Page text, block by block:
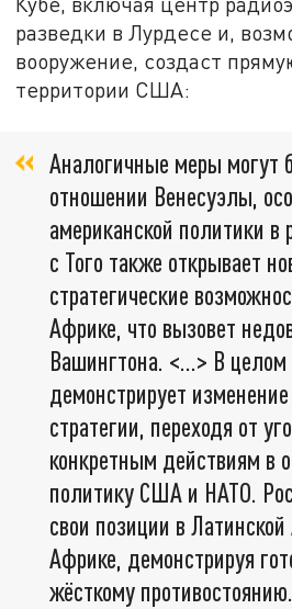
разведки в Лурдесе и,
вооружение, создаст
территории США:
Аналогичные меры могут
отношении Венесуэлы,
американской политики в
с Того также открывает
стратегические
Африке, что вызовет
Вашингтона. <…> В целом
демонстрирует
стратегии, переходя от
конкретным действиям в
политику США и НАТО.
свои позиции в
Африке, демонстрируя
жёсткому противостоянию.